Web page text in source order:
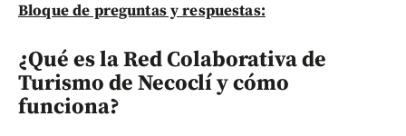
Bloque de preguntas y respuestas:
¿Qué es la Red Colaborativa de
Turismo de Necoclí y cómo
funciona?